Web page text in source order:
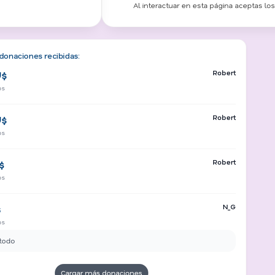
Al interactuar en esta página aceptas los
recibidas:
Robert
Robert
Robert
N_G
Cargar más donaciones